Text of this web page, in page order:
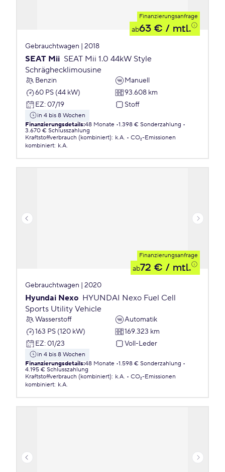
Finanzierungsanfrage
ab63 € / mtl.
Gebrauchtwagen | 2018
SEAT Mii SEAT Mii 1.0 44kW Style
Schräghecklimousine
Benzin
Manuell
60 PS (44 kW)
93.608 km
EZ: 07/19 Stoff
in 4 bis 8 Wochen
Finanzierungsdetails:48 Monate 1.398 € Sonderzahlung
3.670 € Schlusszahlung
Kraftstoffverbrauch (kombiniert): k.A.
CO₂-Emissionen
kombiniert: k.A.
Finanzierungsanfrage
ab72 € / mtl.
Gebrauchtwagen | 2020
Hyundai Nexo HYUNDAI Nexo Fuel Cell
Sports Utility Vehicle
Wasserstoff
Automatik
163 PS (120 kW)
169.323 km
EZ: 01/23 Voll-Leder
in 4 bis 8 Wochen
Finanzierungsdetails:48 Monate 1.598 € Sonderzahlung
4.195 € Schlusszahlung
Kraftstoffverbrauch (kombiniert): k.A.
CO₂-Emissionen
kombiniert: k.A.